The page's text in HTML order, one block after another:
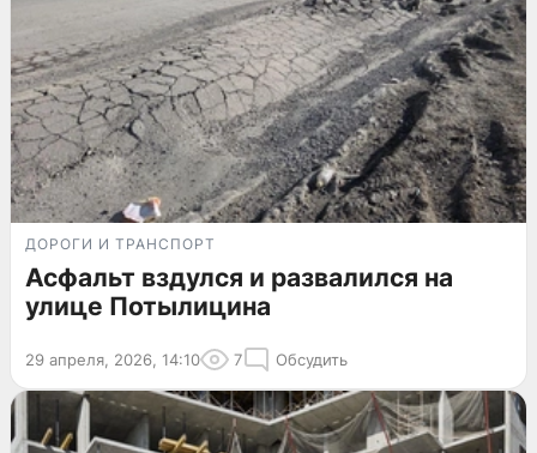
ДОРОГИ И ТРАНСПОРТ
Асфальт вздулся и развалился на
улице Потылицина
29 апреля, 2026, 14:10 7 Обсудить